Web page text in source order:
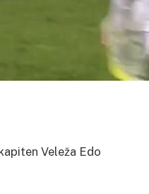
Veleža Edo